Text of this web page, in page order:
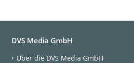
DVS Media GmbH
Über die DVS Media GmbH